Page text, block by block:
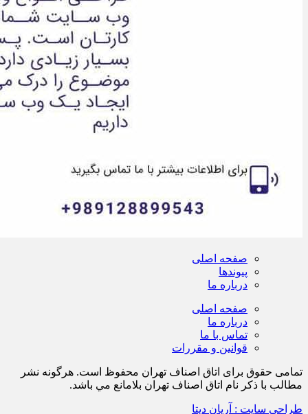
صفحه اصلی
پیوندها
درباره ما
صفحه اصلی
درباره ما
تماس با ما
قوانین و مقررات
تمامی حقوق برای اتاق اصناف تهران محفوظ است. هرگونه نشر
مطالب با ذكر نام اتاق اصناف تهران بلامانع مي باشد.
طراحی سایت : آریان دیتا